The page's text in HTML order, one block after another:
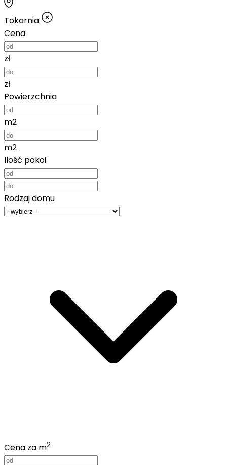
Tokarnia
Cena
zł
zł
Powierzchnia
m2
m2
Ilość pokoi
Rodzaj domu
Cena za m2